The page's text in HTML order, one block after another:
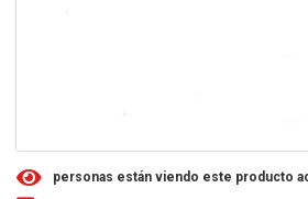
3 personas están viendo este producto